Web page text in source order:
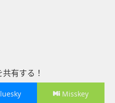
有する！
Misskey